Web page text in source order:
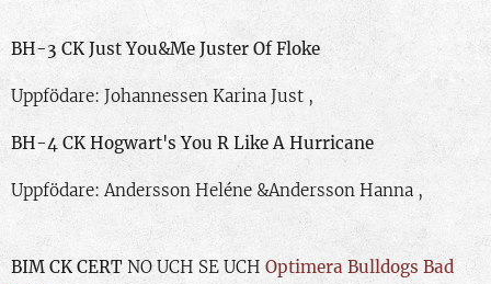
BH-3 CK Just You&Me Juster Of Floke
Uppfödare: Johannessen Karina Just ,
BH-4 CK Hogwart's You R Like A Hurricane
Uppfödare: Andersson Heléne &Andersson Hanna ,
BIM CK CERT NO UCH SE UCH Optimera Bulldogs Bad